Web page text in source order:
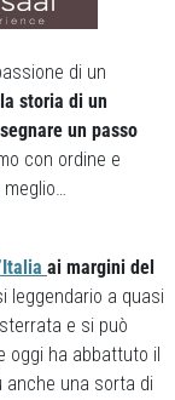
di un
storia di un
un passo
con ordine e
ai margini del
leggendario a quasi
e si può
oggi ha abbattuto il
anche una sorta di